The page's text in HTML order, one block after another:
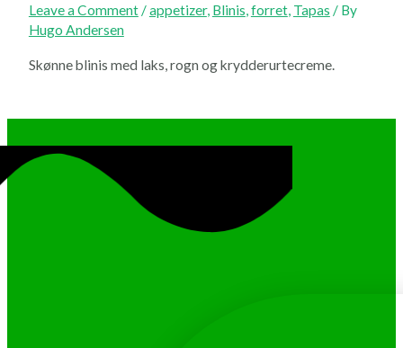
Leave a Comment /appetizer, Blinis,forret, Tapas / By
Hugo Andersen
Skønne blinis med laks, rogn og krydderurtecreme.